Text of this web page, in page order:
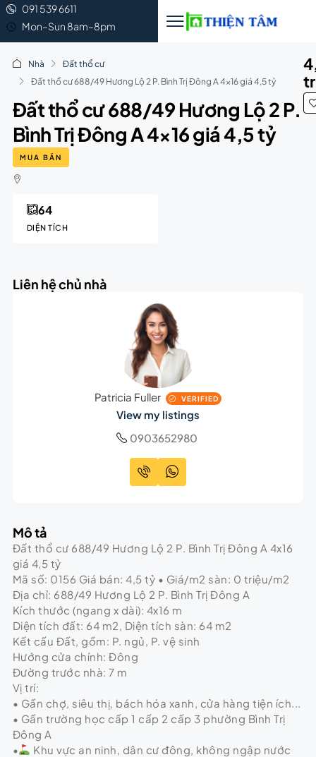
091 539 6611
Mon–Sun 8am–8pm
Nhà
Đất thổ cư
Đất thổ cư 688/49 Hương Lộ 2 P. Bình Trị Đông A 4×16 giá 4,5 tỷ
Đất thổ cư 688/49 Hương Lộ 2 P.
Bình Trị Đông A 4×16 giá 4,5 tỷ
MUA BÁN
DIỆN TÍCH
64
Liên hệ chủ nhà
Patricia Fuller VERIFIED
View my listings
0903652980
Mô tả
Đất thổ cư 688/49 Hương Lộ 2 P. Bình Trị Đông A 4x16
giá 4,5 tỷ
Mã số: 0156 Giá bán: 4,5 tỷ • Giá/m2 sàn: 0 triệu/m2
Địa chỉ: 688/49 Hương Lộ 2 P. Bình Trị Đông A
Kích thước (ngang x dài): 4x16 m
Diện tích đất: 64 m2, Diện tích sàn: 64 m2
Kết cấu Đất, gồm: P. ngủ, P. vệ sinh
Hướng cửa chính: Đông
Đường trước nhà: 7 m
Vị trí:
• Gần chợ, siêu thị, bách hóa xanh, cửa hàng tiện ích...
• Gần trường học cấp 1 cấp 2 cấp 3 phường Bình Trị
Đông A
•
Khu vực an ninh, dân cư đông, không ngập nước